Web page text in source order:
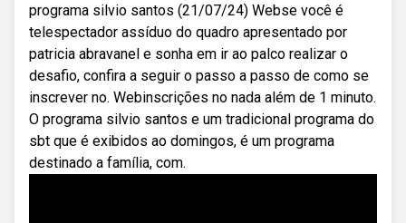
programa silvio santos (21/07/24) Webse você é
telespectador assíduo do quadro apresentado por
patricia abravanel e sonha em ir ao palco realizar o
desafio, confira a seguir o passo a passo de como se
inscrever no. Webinscrições no nada além de 1 minuto.
O programa silvio santos e um tradicional programa do
sbt que é exibidos ao domingos, é um programa
destinado a família, com.